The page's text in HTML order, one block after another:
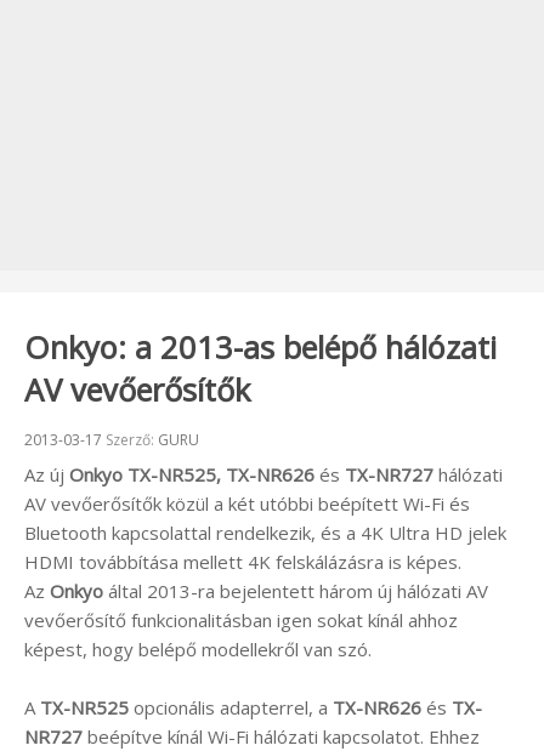
Onkyo: a 2013-as belépő hálózati
AV vevőerősítők
Beküldve:
2013-03-17 Szerző: GURU
Az új Onkyo TX-NR525, TX-NR626 és TX-NR727 hálózati
AV vevőerősítők közül a két utóbbi beépített Wi-Fi és
Bluetooth kapcsolattal rendelkezik, és a 4K Ultra HD jelek
HDMI továbbítása mellett 4K felskálázásra is képes.
Az Onkyo által 2013-ra bejelentett három új hálózati AV
vevőerősítő funkcionalitásban igen sokat kínál ahhoz
képest, hogy belépő modellekről van szó.
A TX-NR525 opcionális adapterrel, a TX-NR626 és TX-
NR727 beépítve kínál Wi-Fi hálózati kapcsolatot. Ehhez